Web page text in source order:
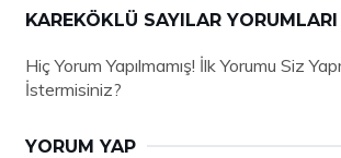
KAREKÖKLÜ SAYILAR YORUMLARI
Hiç Yorum Yapılmamış! İlk Yorumu Siz
İstermisiniz?
YORUM YAP